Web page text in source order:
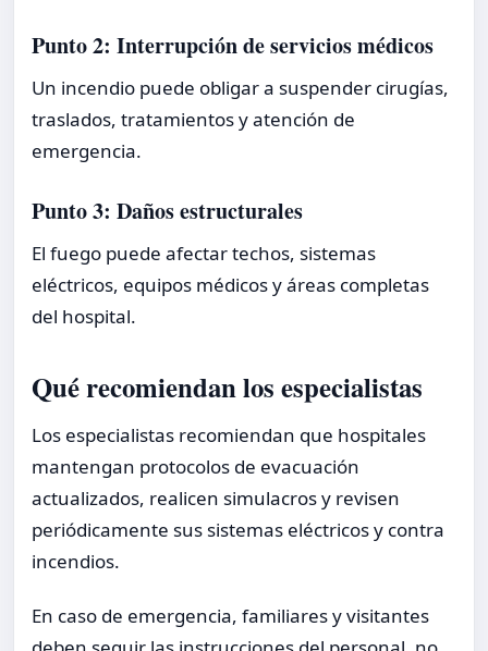
Punto 2: Interrupción de servicios médicos
Un incendio puede obligar a suspender cirugías,
traslados, tratamientos y atención de
emergencia.
Punto 3: Daños estructurales
El fuego puede afectar techos, sistemas
eléctricos, equipos médicos y áreas completas
del hospital.
Qué recomiendan los especialistas
Los especialistas recomiendan que hospitales
mantengan protocolos de evacuación
actualizados, realicen simulacros y revisen
periódicamente sus sistemas eléctricos y contra
incendios.
En caso de emergencia, familiares y visitantes